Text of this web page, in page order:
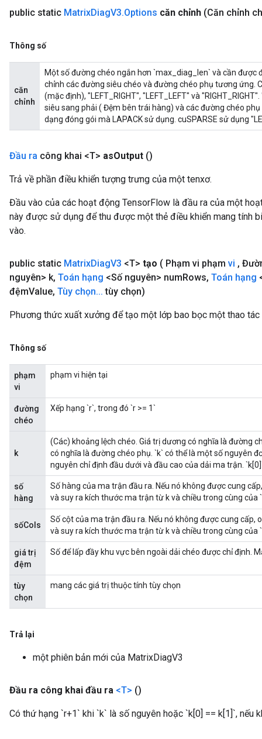
public static MatrixDiagV3.Options căn chỉnh (Căn chỉnh
Thông số
căn
chỉnh
Một số đường chéo ngắn hơn `max_diag_len` và cần được
chỉnh các đường siêu chéo và đường chéo phụ tương ứng.
(mặc định), "LEFT_RIGHT", "LEFT_LEFT" và
siêu sang phải ( Đệm bên trái hàng) và các đường chéo
dạng đóng gói mà LAPACK sử dụng. cuSPARSE sử dụng
Đầu ra công khai <T> asOutput ()
Trả về phần điều khiển tượng trưng của một tenxơ.
Đầu vào của các hoạt động TensorFlow là đầu ra của một
này được sử dụng để thu được một thẻ điều khiển mang tính
vào.
public static MatrixDiagV3 <T> tạo ( Phạm vi phạm vi ,
nguyên> k, Toán hạng <Số nguyên> numRows, Toán hạng
đệmValue, Tùy chọn... tùy chọn)
Phương thức xuất xưởng để tạo một lớp bao bọc một thao
Thông số
phạm
vi
phạm vi hiện tại
đường
chéo
Xếp hạng `r`, trong đó `r >= 1`
k
(Các) khoảng lệch chéo. Giá trị dương có nghĩa là đường
có nghĩa là đường chéo phụ. `k` có thể là một số nguyên
nguyên chỉ định đầu dưới và đầu cao của dải ma trận.
số
hàng
Số hàng của ma trận đầu ra. Nếu nó không được cung
và suy ra kích thước ma trận từ k và chiều trong cùng của
sốCols
Số cột của ma trận đầu ra. Nếu nó không được cung
và suy ra kích thước ma trận từ k và chiều trong cùng của
giá trị
đệm
Số để lấp đầy khu vực bên ngoài dải chéo được chỉ định.
tùy
chọn
mang các giá trị thuộc tính tùy chọn
Trả lại
một phiên bản mới của MatrixDiagV3
Đầu ra công khai đầu ra <T> ()
Có thứ hạng `r+1` khi `k` là số nguyên hoặc `k[0] == k[1]`, nếu